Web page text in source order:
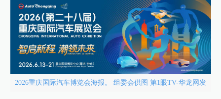
2026重庆国际汽车博览会海报。 组委会供图 第1眼TV-华龙网发